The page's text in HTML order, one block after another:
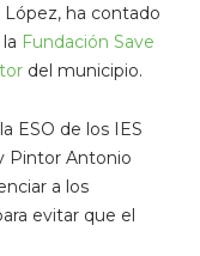
ha contado
Fundación Save
del municipio.
ESO de los IES
Pintor Antonio
a los
evitar que el